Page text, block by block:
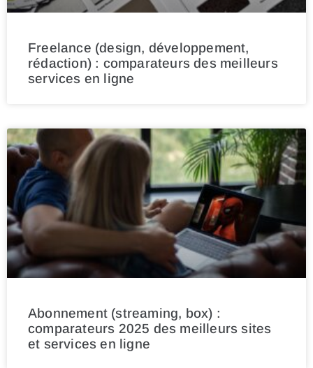
Freelance (design, développement,
rédaction) : comparateurs des meilleurs
services en ligne
Abonnement (streaming, box) :
comparateurs 2025 des meilleurs sites
et services en ligne